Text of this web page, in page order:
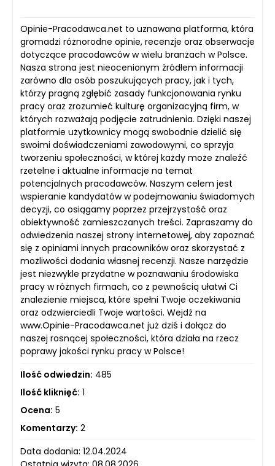
Opinie-Pracodawca.net to uznawana platforma, która
gromadzi różnorodne opinie, recenzje oraz obserwacje
dotyczące pracodawców w wielu branżach w Polsce.
Nasza strona jest nieocenionym źródłem informacji
zarówno dla osób poszukujących pracy, jak i tych,
którzy pragną zgłębić zasady funkcjonowania rynku
pracy oraz zrozumieć kulturę organizacyjną firm, w
których rozważają podjęcie zatrudnienia. Dzięki naszej
platformie użytkownicy mogą swobodnie dzielić się
swoimi doświadczeniami zawodowymi, co sprzyja
tworzeniu społeczności, w której każdy może znaleźć
rzetelne i aktualne informacje na temat
potencjalnych pracodawców. Naszym celem jest
wspieranie kandydatów w podejmowaniu świadomych
decyzji, co osiągamy poprzez przejrzystość oraz
obiektywność zamieszczanych treści. Zapraszamy do
odwiedzenia naszej strony internetowej, aby zapoznać
się z opiniami innych pracowników oraz skorzystać z
możliwości dodania własnej recenzji. Nasze narzędzie
jest niezwykle przydatne w poznawaniu środowiska
pracy w różnych firmach, co z pewnością ułatwi Ci
znalezienie miejsca, które spełni Twoje oczekiwania
oraz odzwierciedli Twoje wartości. Wejdź na
www.Opinie-Pracodawca.net już dziś i dołącz do
naszej rosnącej społeczności, która działa na rzecz
poprawy jakości rynku pracy w Polsce!
Ilość odwiedzin: 485
Ilość kliknięć: 1
Ocena: 5
Komentarzy: 2
Data dodania: 12.04.2024